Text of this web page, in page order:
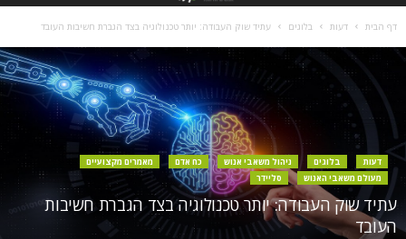
דף הבית דעות בלוגים עתיד שוק העבודה: יותר טכנולוגיה בצד הגברת חשיבות העובד
דעות בלוגים ניהול משאבי אנוש כח אדם
מאמרים מקצועיים
מעולם משאבי האנוש
סליידר
עתיד שוק העבודה: יותר טכנולוגיה בצד הגברת חשיבות
העובד